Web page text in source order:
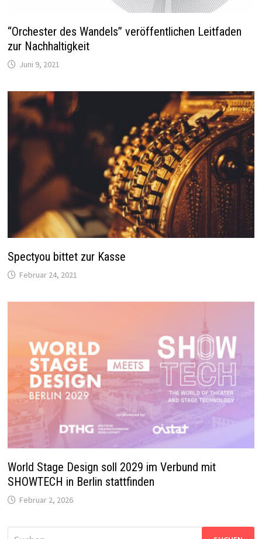
“Orchester des Wandels” veröffentlichen Leitfaden
zur Nachhaltigkeit
Juni 9, 2021
Spectyou bittet zur Kasse
Februar 24, 2021
World Stage Design soll 2029 im Verbund mit
SHOWTECH in Berlin stattfinden
Februar 2, 2026
Suchen